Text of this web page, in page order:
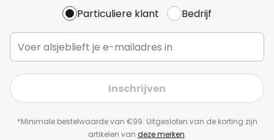
Particuliere klant Bedrijf
Inschrijven
*Minimale bestelwaarde van €99. Uitgesloten van de korting zijn
artikelen van deze merken.